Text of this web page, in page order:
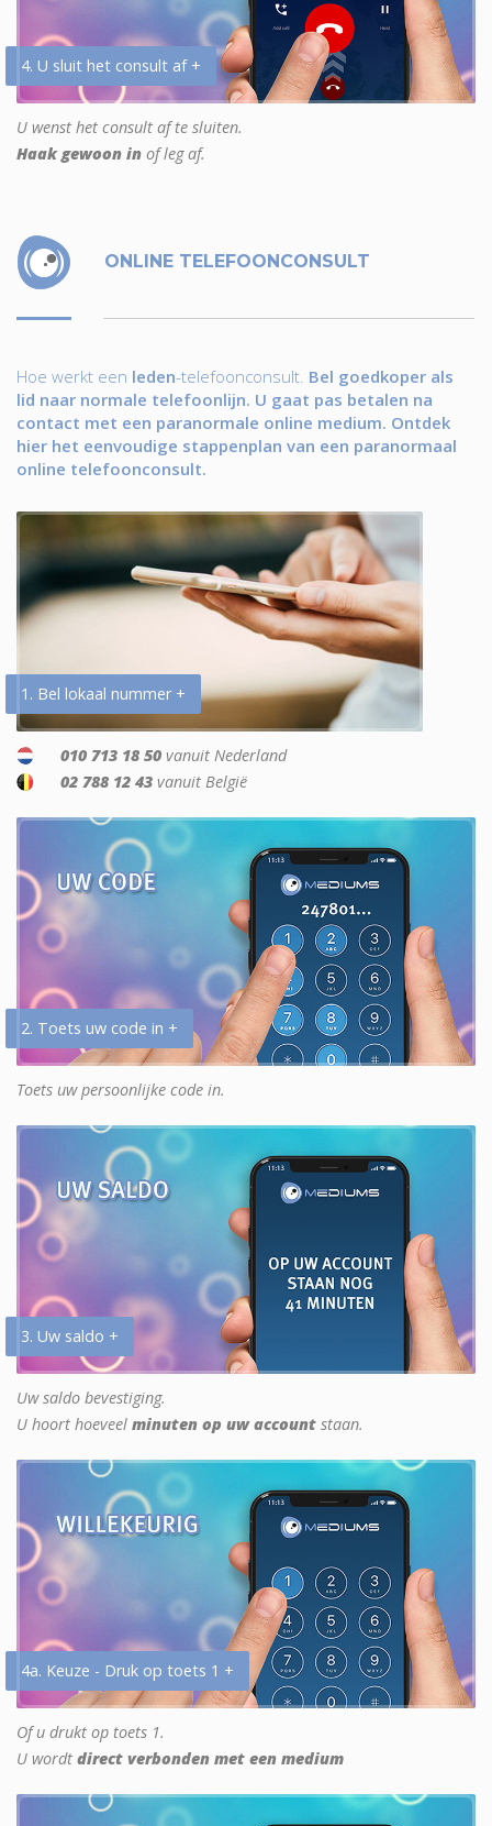
4. U sluit het consult af +
U wenst het consult af te sluiten.
Haak gewoon in of leg af.
ONLINE TELEFOONCONSULT
Hoe werkt een leden-telefoonconsult. Bel goedkoper als
lid naar normale telefoonlijn. U gaat pas betalen na
contact met een paranormale online medium. Ontdek
hier het eenvoudige stappenplan van een paranormaal
online telefoonconsult.
1. Bel lokaal nummer +
010 713 18 50 vanuit Nederland
02 788 12 43 vanuit België
2. Toets uw code in +
Toets uw persoonlijke code in.
3. Uw saldo +
Uw saldo bevestiging.
U hoort hoeveel minuten op uw account staan.
4a. Keuze - Druk op toets 1 +
Of u drukt op toets 1.
U wordt direct verbonden met een medium